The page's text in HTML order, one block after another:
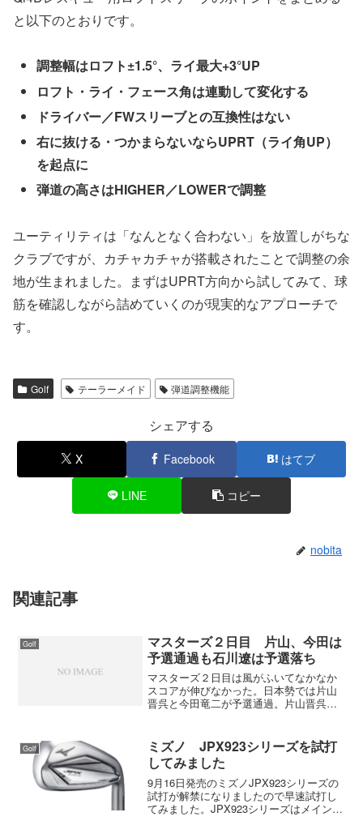
と以下のとおりです。
調整幅はロフト±1.5°、ライ最大+3°UP
ロフト・ライ・フェース角は連動して変化する
ドライバー／FWスリーブとの互換性はない
右に抜ける・つかまらないならUPRT（ライ角UP）
を起点に
弾道の高さはHIGHER／LOWERで調整
ユーティリティは「なんとなく合わない」を放置しがちな
クラブですが、カチャカチャが搭載されたことで調整の余
地が生まれました。まずはUPRT方向から試してみて、球
筋を確認しながら詰めていくのが現実的なアプローチで
す。
Golf テーラーメイド 弾道調整機能
シェアする
X Facebook はてブ
LINE コピー
nobita
関連記事
Golf
マスターズ２日目 片山、今田は
予選通過も石川遼は予選落ち
マスターズ２日目は風がふいてなかなか
スコアが伸びなかった。日本勢では片山
晋呉と今田竜二が予選通過。片山晋呉は
アンダーの７位タイ。今田竜二は後半ス
コアを落として１８番では...
Golf
ミズノ JPX923シリーズを試打
してみました
9月16日発売のミズノJPX923シリーズの
試打が解禁になりましたので早速試打し
てみました。JPX923シリーズはメインポ